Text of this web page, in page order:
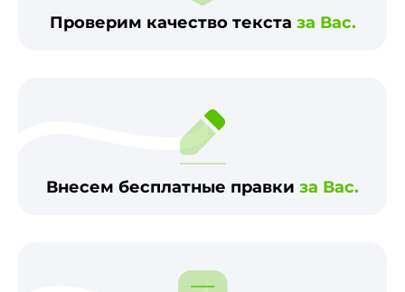
Проверим качество текста за Вас.
Внесем бесплатные правки за Вас.